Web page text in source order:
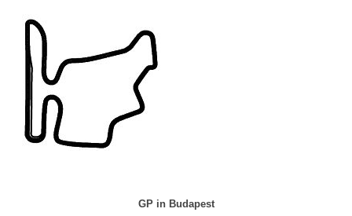
GP in Budapest